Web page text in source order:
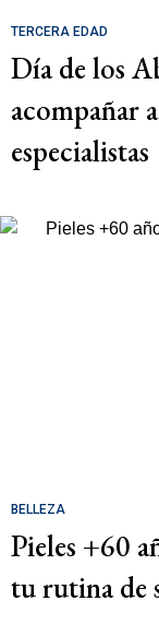
TERCERA EDAD
Día de los
acompañar
especialistas
BELLEZA
Pieles +60
tu rutina de